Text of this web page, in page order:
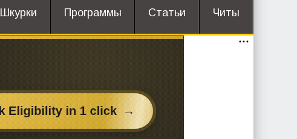
Шкурки Программы Статьи Читы